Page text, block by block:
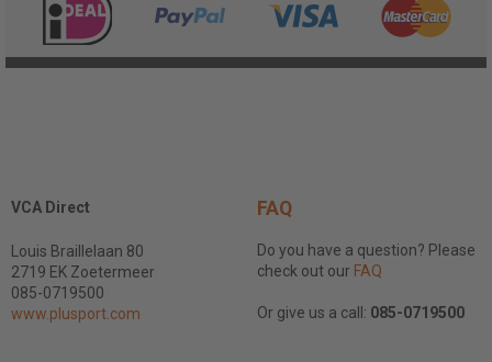
VCA Direct
Louis Braillelaan 80
2719 EK Zoetermeer
085-0719500
www.plusport.com
FAQ
Do you have a question? Please
check out our FAQ
Or give us a call: 085-0719500